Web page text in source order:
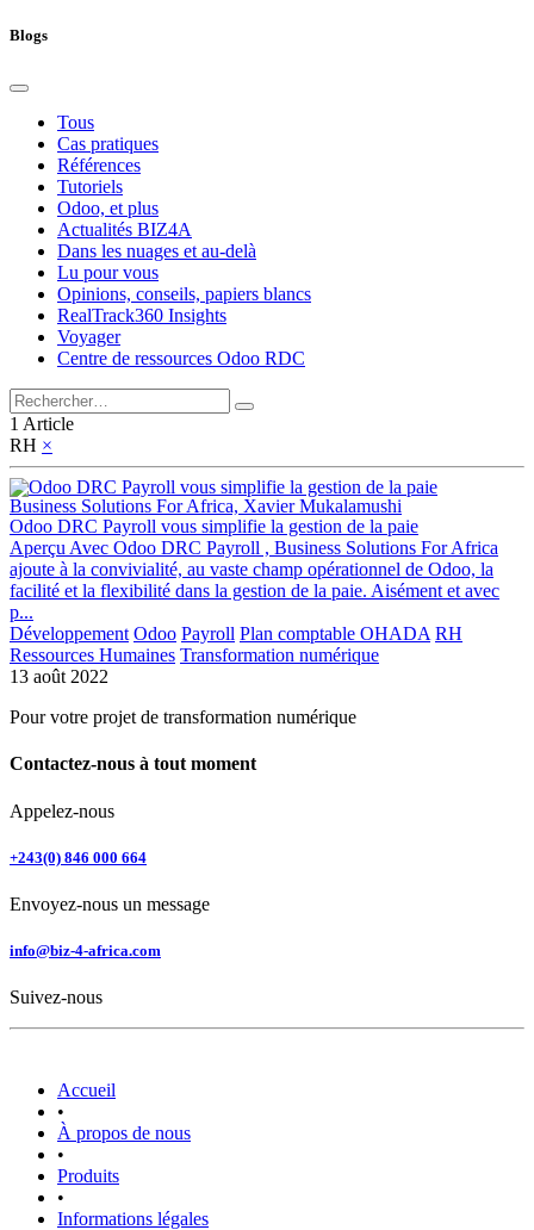
Blogs
Tous
Cas pratiques
Références
Tutoriels
Odoo, et plus
Actualités BIZ4A
Dans les nuages et au-delà
Lu pour vous
Opinions, conseils, papiers blancs
RealTrack360 Insights
Voyager
Centre de ressources Odoo RDC
1 Article
RH ×
Business Solutions For Africa, Xavier Mukalamushi
Odoo DRC Payroll vous simplifie la gestion de la paie
Aperçu Avec Odoo DRC Payroll , Business Solutions For Africa
ajoute à la convivialité, au vaste champ opérationnel de Odoo, la
facilité et la flexibilité dans la gestion de la paie. Aisément et avec
p...
Développement Odoo Payroll Plan comptable OHADA RH
Ressources Humaines Transformation numérique
13 août 2022
Pour votre projet de transformation numérique
Contactez-nous à tout moment
Appelez-nous
+243(0) 846 000 664
Envoyez-nous un message
info@biz-4-africa.com
Suivez-nous
Accueil
•
À propos de nous
•
Produits
•
Informations légales